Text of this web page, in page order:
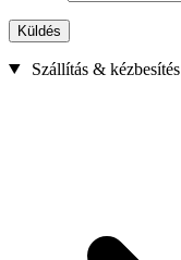
Küldés
Szállítás & kézbesítés